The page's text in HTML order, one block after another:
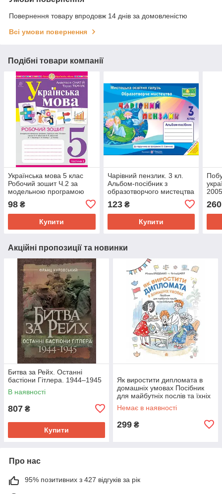
Повернення товару впродовж 14 днів за домовленістю
Всі умови повернення
Подібні товари компанії
Українська мова 5 клас
Робочий зошит Ч.2 за
модельною програмою
Заболотного О.В.. Онатій
А.
98 ₴
Купити
Чарівний пензлик. 3 кл.
Альбом-посібник з
образотворчого мистецтва
123₴
Купити
260
Акційні пропозиції та новинки
Битва за Рейх. Останні
бастіони Гітлера. 1944–1945
В наявності
807 ₴
Купити
Як виростити дипломата в
домашніх умовах Посібник
для майбутніх послів та їхніх
батьків
Немає в наявності
299 ₴
Про нас
95% позитивних з 427 відгуків за рік